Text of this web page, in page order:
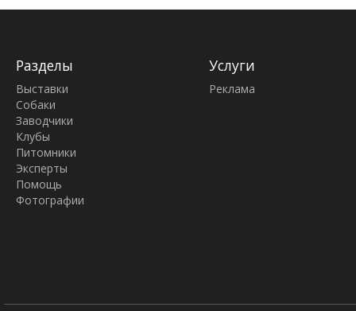
Разделы
Выставки
Собаки
Заводчики
Клубы
Питомники
Эксперты
Помощь
Фотографии
Услуги
Реклама